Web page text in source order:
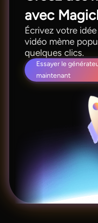
avec
Écrivez votre
vidéo mème
quelques clics.
Essayer le
maintenant